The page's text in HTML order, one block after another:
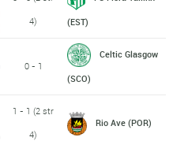
4)
(EST)
0 - 1
Celtic Glasgow
(SCO)
1 - 1 (2 str
4)
Rio Ave (POR)